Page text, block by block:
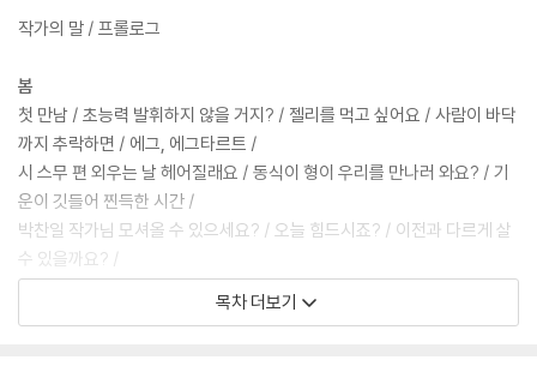
작가의 말 / 프롤로그
봄
첫 만남 / 초능력 발휘하지 않을 거지? / 젤리를 먹고 싶어요 / 사람이 바닥
까지 추락하면 / 에그, 에그타르트 /
시 스무 편 외우는 날 헤어질래요 / 동식이 형이 우리를 만나러 와요? / 기
운이 깃들어 찐득한 시간 /
박찬일 작가님 모셔올 수 있으세요? / 오늘 힘드시죠? / 이전과 다르게 살
수 있을까요? /
부서지기도 했을, 마음이 온다 / 따뜻한 아름다움을 보았다
목차 더보기